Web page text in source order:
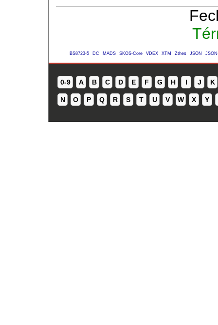
BS8723-5 DC MADS SKOS-Core VDEX XTM Zthes JSON
0-9 A B C D E F G H I J K
N O P Q R S T U V W X Y